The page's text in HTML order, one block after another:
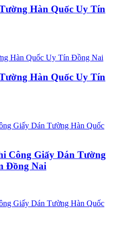
Hàn Quốc Uy Tín
Hàn Quốc Uy Tín
Công Giấy Dán Tường
Đồng Nai